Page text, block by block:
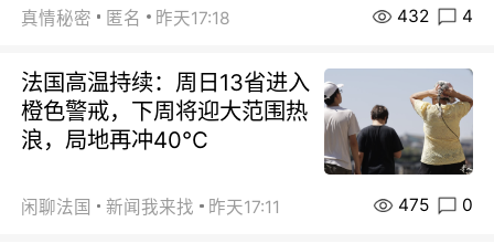
真情秘密 匿名 昨天17:18 432 4
法国高温持续：周日13省进入
橙色警戒，下周将迎大范围热
浪，局地再冲40℃
闲聊法国 新闻我来找 昨天17:11 475 0